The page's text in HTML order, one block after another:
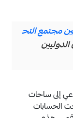
مجتمع التح
إلى ساحات
الحسابات